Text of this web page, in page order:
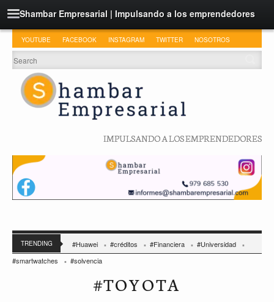
Shambar Empresarial | Impulsando a los emprendedores
YOUTUBE FACEBOOK INSTAGRAM TWITTER NOSOTROS
IMPULSANDO A LOS EMPRENDEDORES
TRENDING #Huawei #créditos #Financiera
#Universidad
#smartwatches
#solvencia
#TOYOTA